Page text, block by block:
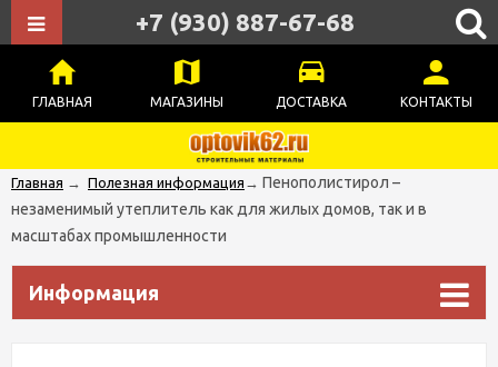
ГЛАВНАЯ МАГАЗИНЫ ДОСТАВКА КОНТАКТЫ
+7 (930) 887-67-68
Главная → Полезная информация → Пенополистирол –
незаменимый утеплитель как для жилых домов, так и в
масштабах промышленности
Информация